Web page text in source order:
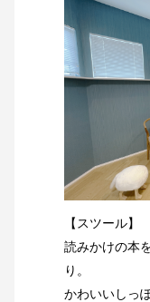
【スツール】
読みかけの本
り。
かわいいしっ